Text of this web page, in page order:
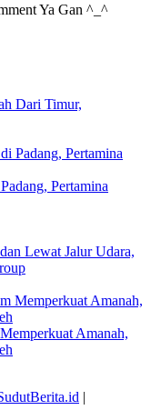
Ya Gan ^_^
Dari Timur,
Pertamina
Lewat Jalur Udara,
Amanah,
|